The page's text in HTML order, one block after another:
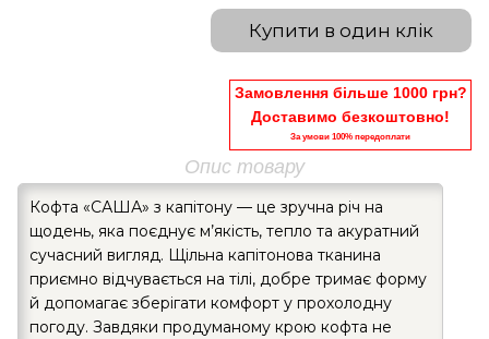
Купити в один клік
Замовлення більше 1000 грн?
Доставимо безкоштовно!
За умови 100% передоплати
Опис товару
Кофта «САША» з капітону — це зручна річ на
щодень, яка поєднує м’якість, тепло та акуратний
сучасний вигляд. Щільна капітонова тканина
приємно відчувається на тілі, добре тримає форму
й допомагає зберігати комфорт у прохолодну
погоду. Завдяки продуманому крою кофта не